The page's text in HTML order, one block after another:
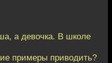
а девочка. В школе
примеры приводить?